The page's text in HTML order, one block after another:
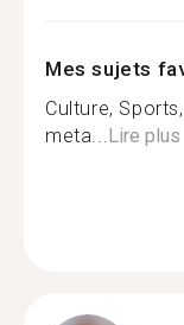
Mes sujets
Culture,
meta... Lire plus